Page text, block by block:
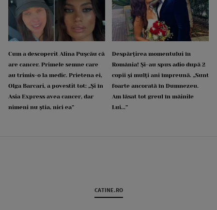
Cum a descoperit Alina Pușcău că
are cancer. Primele semne care
au trimis-o la medic. Prietena ei,
Olga Barcari, a povestit tot: „Și în
Asia Express avea cancer, dar
nimeni nu știa, nici ea”
Despărțirea momentului în
România! Și-au spus adio după 2
copii și mulți ani împreună. „Sunt
foarte ancorată în Dumnezeu.
Am lăsat tot greul în mâinile
Lui...”
CATINE.RO